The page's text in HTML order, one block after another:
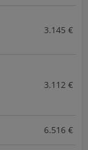
3.145 €
3.112 €
6.516 €